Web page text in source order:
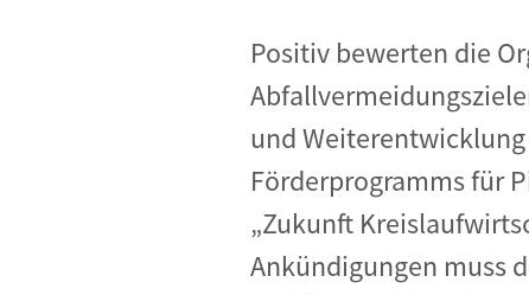
Positiv bewerten die
und
Förderprogramms für
„Zukunft
Ankündigungen muss